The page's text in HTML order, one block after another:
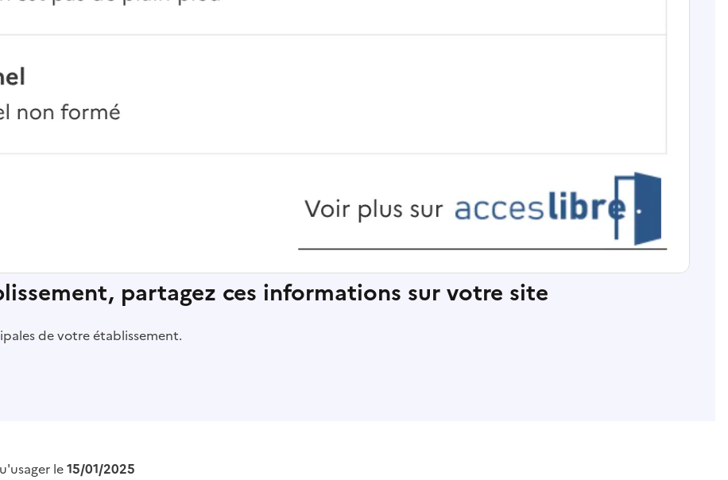
partagez ces informations sur votre site
de votre établissement.
le15/01/2025